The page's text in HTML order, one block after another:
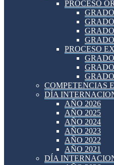
PROCESO
PROCESO
COMPETENCIAS
DÍA
AÑO 2026
AÑO 2025
AÑO 2024
AÑO 2023
AÑO 2022
AÑO 2021
DÍA